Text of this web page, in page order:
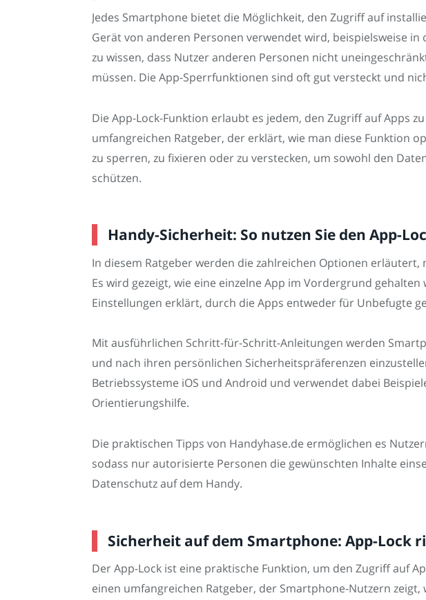
Jedes Smartphone bietet die Möglichkeit, den Zugriff auf
Gerät von anderen Personen verwendet wird, beispielsweise
zu wissen, dass Nutzer anderen Personen nicht
müssen. Die App-Sperrfunktionen sind oft gut versteckt und
Die App-Lock-Funktion erlaubt es jedem, den Zugriff auf Apps
umfangreichen Ratgeber, der erklärt, wie man diese Funktion
zu sperren, zu fixieren oder zu verstecken, um sowohl den
schützen.
Handy-Sicherheit: So nutzen Sie den App-
In diesem Ratgeber werden die zahlreichen Optionen
Es wird gezeigt, wie eine einzelne App im Vordergrund
Einstellungen erklärt, durch die Apps entweder für Unbefugte
Mit ausführlichen Schritt-für-Schritt-Anleitungen werden
und nach ihren persönlichen Sicherheitspräferenzen
Betriebssysteme iOS und Android und verwendet dabei
Orientierungshilfe.
Die praktischen Tipps von Handyhase.de ermöglichen es
sodass nur autorisierte Personen die gewünschten Inhalte
Datenschutz auf dem Handy.
Sicherheit auf dem Smartphone: App-Lock
Der App-Lock ist eine praktische Funktion, um den Zugriff auf
einen umfangreichen Ratgeber, der Smartphone-Nutzern